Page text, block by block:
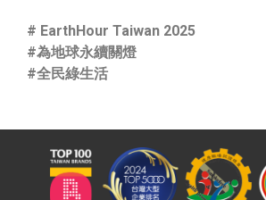
# EarthHour Taiwan 2025
#為地球永續關燈
#全民綠生活